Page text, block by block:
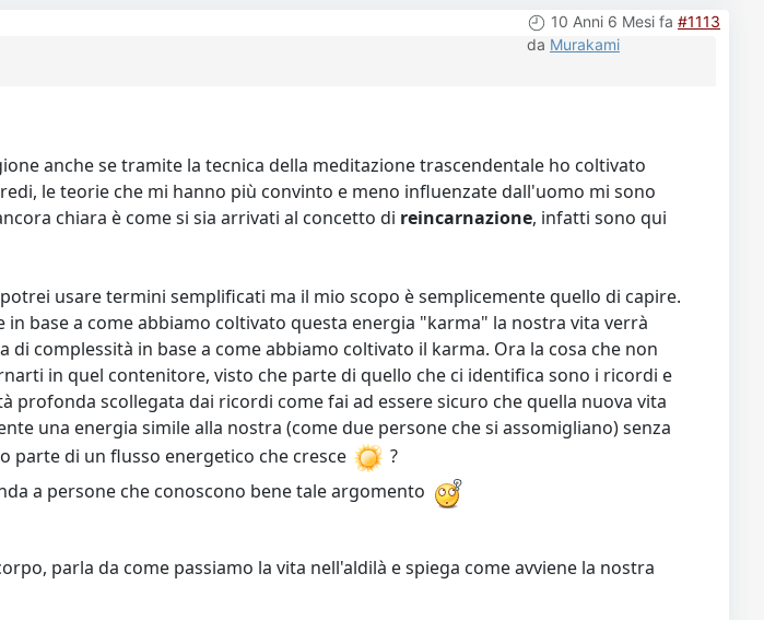
10 Anni 6 Mesi fa #1113
da Murakami
anche se tramite la tecnica della meditazione trascendentale ho coltivato
le teorie che mi hanno più convinto e meno influenzate dall'uomo mi sono
chiara è come si sia arrivati al concetto di reincarnazione, infatti sono qui
usare termini semplificati ma il mio scopo è semplicemente quello di capire.
base a come abbiamo coltivato questa energia "karma" la nostra vita verrà
complessità in base a come abbiamo coltivato il karma. Ora la cosa che non
in quel contenitore, visto che parte di quello che ci identifica sono i ricordi e
scollegata dai ricordi come fai ad essere sicuro che quella nuova vita
una energia simile alla nostra (come due persone che si assomigliano) senza
parte di un flusso energetico che cresce
?
a persone che conoscono bene tale argomento
parla da come passiamo la vita nell'aldilà e spiega come avviene la nostra